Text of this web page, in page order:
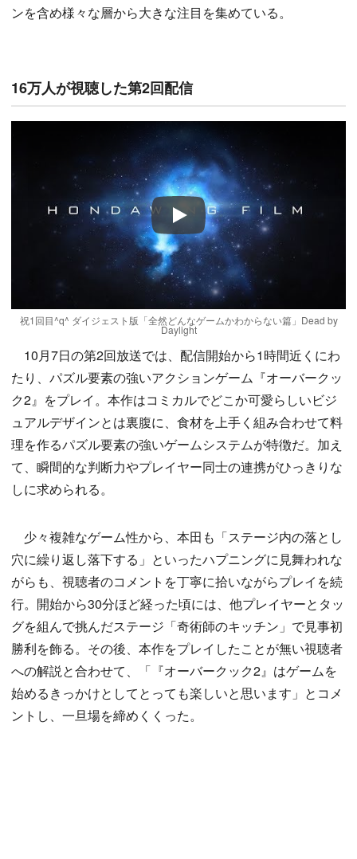
ンを含め様々な層から大きな注目を集めている。
16万人が視聴した第2回配信
Play
祝1回目^q^ ダイジェスト版「全然どんなゲームかわからない篇」Dead by
Daylight
10月7日の第2回放送では、配信開始から1時間近くにわ
たり、パズル要素の強いアクションゲーム『オーバークッ
ク2』をプレイ。本作はコミカルでどこか可愛らしいビジ
ュアルデザインとは裏腹に、食材を上手く組み合わせて料
理を作るパズル要素の強いゲームシステムが特徴だ。加え
て、瞬間的な判断力やプレイヤー同士の連携がひっきりな
しに求められる。
少々複雑なゲーム性から、本田も「ステージ内の落とし
穴に繰り返し落下する」といったハプニングに見舞われな
がらも、視聴者のコメントを丁寧に拾いながらプレイを続
行。開始から30分ほど経った頃には、他プレイヤーとタッ
グを組んで挑んだステージ「奇術師のキッチン」で見事初
勝利を飾る。その後、本作をプレイしたことが無い視聴者
への解説と合わせて、「『オーバークック2』はゲームを
始めるきっかけとしてとっても楽しいと思います」とコメ
ントし、一旦場を締めくくった。